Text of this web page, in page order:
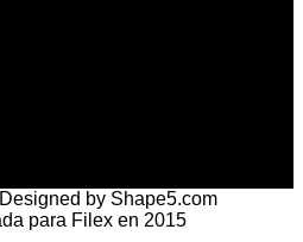
by Shape5.com
para Filex en 2015